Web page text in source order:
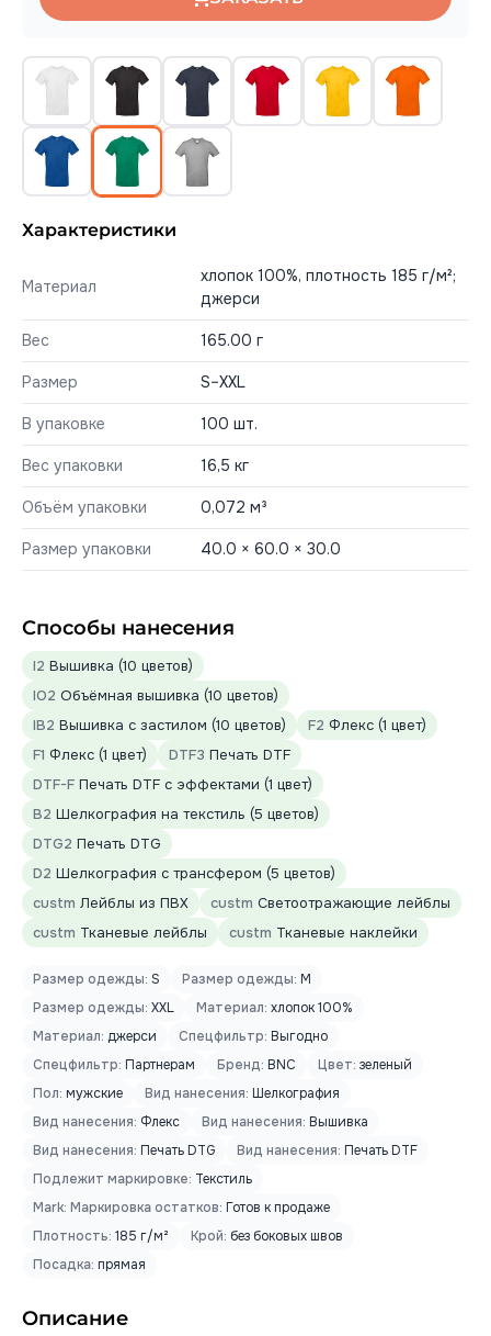
Характеристики
Материал
хлопок 100%, плотность 185 г/м²;
джерси
Вес 165.00 г
Размер S–XXL
В упаковке 100 шт.
Вес упаковки 16,5 кг
Объём упаковки 0,072 м³
Размер упаковки 40.0 × 60.0 × 30.0
Способы нанесения
I2 Вышивка (10 цветов)
IO2 Объёмная вышивка (10 цветов)
IB2 Вышивка с застилом (10 цветов) F2 Флекс (1 цвет)
F1 Флекс (1 цвет) DTF3 Печать DTF
DTF-F Печать DTF с эффектами (1 цвет)
B2 Шелкография на текстиль (5 цветов)
DTG2 Печать DTG
D2 Шелкография с трансфером (5 цветов)
custm Лейблы из ПВХ custm Светоотражающие лейблы
custm Тканевые лейблы custm Тканевые наклейки
Размер одежды: S Размер одежды: M
Размер одежды: XXL Материал: хлопок 100%
Материал: джерси Спецфильтр: Выгодно
Спецфильтр: Партнерам Бренд: BNC Цвет: зеленый
Пол: мужские Вид нанесения: Шелкография
Вид нанесения: Флекс Вид нанесения: Вышивка
Вид нанесения: Печать DTG Вид нанесения: Печать DTF
Подлежит маркировке: Текстиль
Mark: Маркировка остатков: Готов к продаже
Плотность: 185 г/м² Крой: без боковых швов
Посадка: прямая
Описание